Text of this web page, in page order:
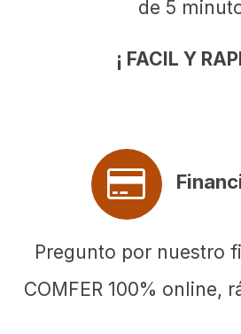
de 5
¡ FACIL Y
Pregunto por nuestro
COMFER 100% online,